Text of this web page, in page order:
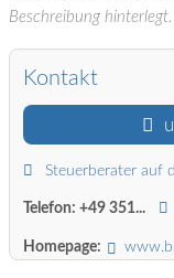
Beschreibung hinterlegt.
Kontakt
Steuerberater auf
Telefon: +49 351...
Homepage: